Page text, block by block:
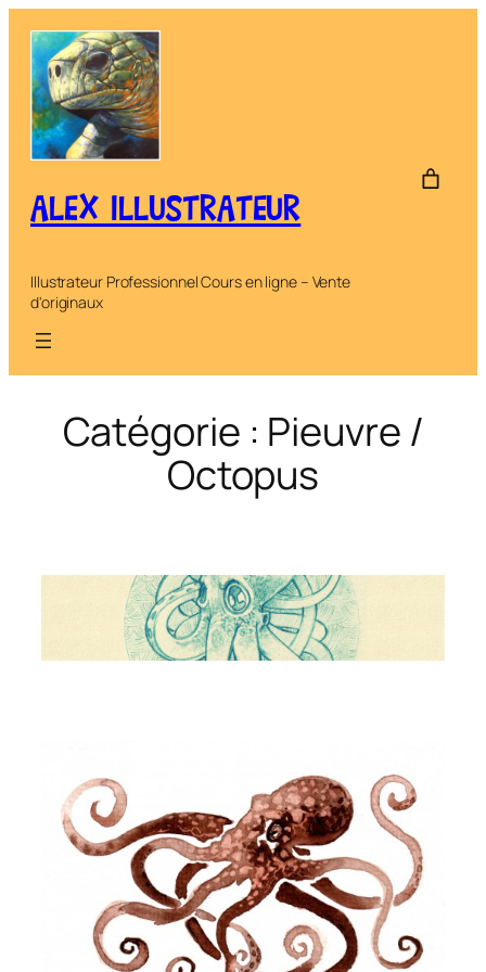
contenu
ALEX ILLUSTRATEUR
Illustrateur Professionnel Cours en ligne – Vente
d'originaux
Catégorie : Pieuvre /
Octopus